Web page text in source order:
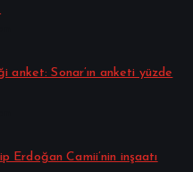
anket: Sonar’ın anketi yüzde
Erdoğan Camii’nin inşaatı